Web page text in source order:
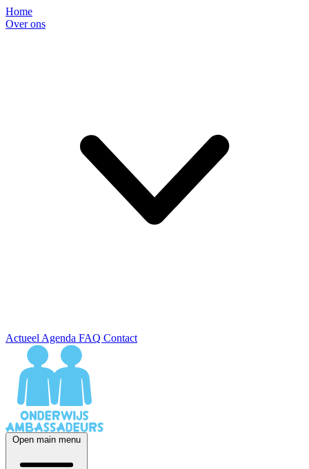
Home
Over ons
Actueel Agenda FAQ Contact
Open main menu